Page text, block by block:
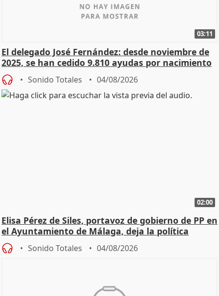
03:11
El delegado José Fernández: desde noviembre de
2025, se han cedido 9.810 ayudas por nacimiento
Sonido Totales 04/08/2026
02:00
Elisa Pérez de Siles, portavoz de gobierno de PP en
el Ayuntamiento de Málaga, deja la política
Sonido Totales 04/08/2026